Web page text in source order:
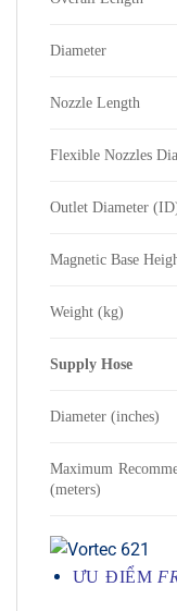
Diameter
Nozzle Length
Flexible Nozzles
Outlet Diameter
Magnetic Base
Weight (kg)
Supply Hose
Diameter (inches)
Maximum
(meters)
ƯU ĐIỂM